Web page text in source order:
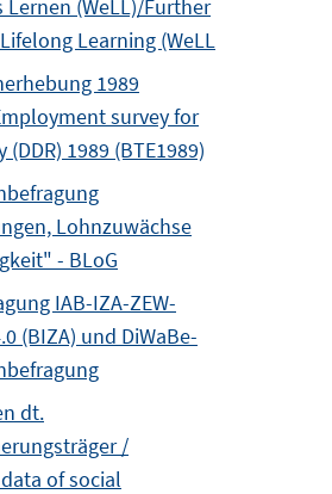
Lernen (WeLL)/Further
Learning (WeLL
1989
survey for
(DDR) 1989 (BTE1989)
Lohnzuwächse
- BLoG
IAB-IZA-ZEW-
(BIZA) und DiWaBe-
dt.
/
of social